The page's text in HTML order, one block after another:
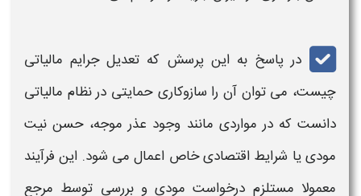
در پاسخ به این پرسش که تعدیل جرایم مالیاتی
چیست، می‌ توان آن را سازوکاری حمایتی در نظام مالیاتی
دانست که در مواردی مانند وجود عذر موجه، حسن نیت
مودی یا شرایط اقتصادی خاص اعمال می‌ شود. این فرآیند
معمولا مستلزم درخواست مودی و بررسی توسط مرجع